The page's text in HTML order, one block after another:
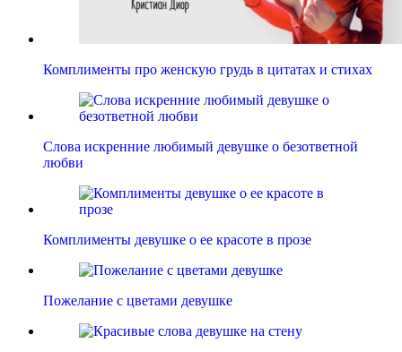
Комплименты про женскую грудь в цитатах и стихах
Слова искренние любимый девушке о безответной
любви
Комплименты девушке о ее красоте в прозе
Пожелание с цветами девушке